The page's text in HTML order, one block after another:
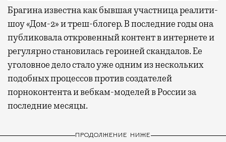
Брагина известна как бывшая участница реалити-
шоу «Дом-2» и треш-блогер. В последние годы она
публиковала откровенный контент в интернете и
регулярно становилась героиней скандалов. Ее
уголовное дело стало уже одним из нескольких
подобных процессов против создателей
порноконтента и вебкам-моделей в России за
последние месяцы.
ПРОДОЛЖЕНИЕ НИЖЕ